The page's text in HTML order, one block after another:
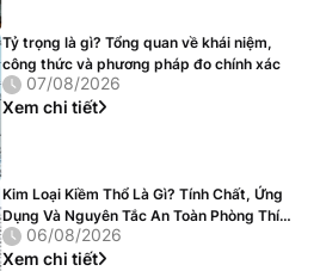
Tỷ trọng là gì? Tổng quan về khái niệm,
công thức và phương pháp đo chính xác
07/08/2026
Xem chi tiết
Kim Loại Kiềm Thổ Là Gì? Tính Chất, Ứng
Dụng Và Nguyên Tắc An Toàn Phòng Thí
Nghiệm06/08/2026
Xem chi tiết